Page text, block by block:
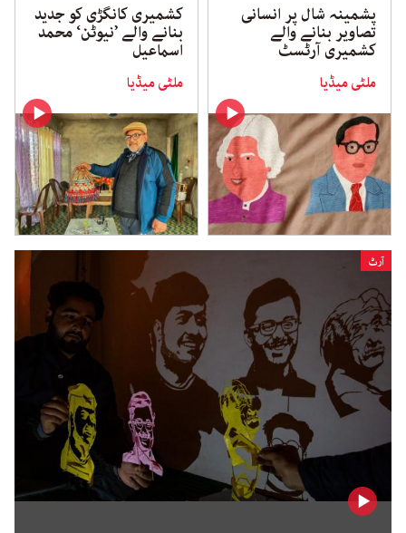
پشمینہ شال پر انسانی
تصاویر بنانے والے
کشمیری آرٹسٹ
ملٹی میڈیا
کشمیری کانگڑی کو جدید
بنانے والے ’نیوٹن‘ محمد
اسماعیل
ملٹی میڈیا
آرٹ